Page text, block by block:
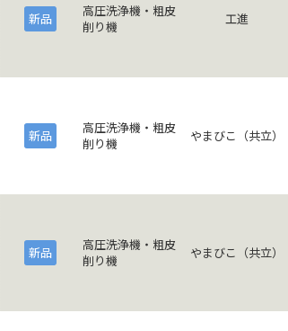
新品
高圧洗浄機・粗皮
削り機
工進
新品
高圧洗浄機・粗皮
削り機
やまびこ（共立）
新品
高圧洗浄機・粗皮
削り機
やまびこ（共立）